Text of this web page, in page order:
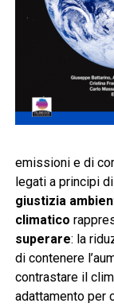
emissioni e di
legati a principi
giustizia
climatico
superare: la
di contenere
contrastare il
adattamento per